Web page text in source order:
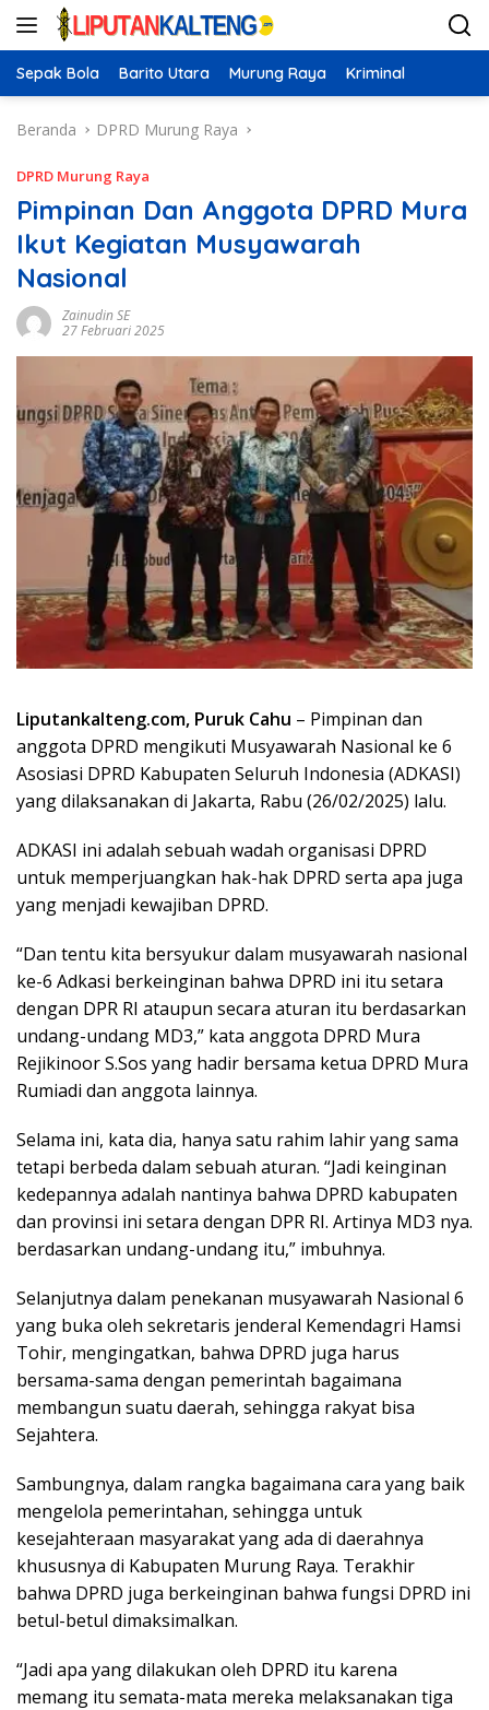
Langsung
Sepak Bola Barito Utara Murung Raya Kriminal
Beranda DPRD Murung Raya
DPRD Murung Raya
Pimpinan Dan Anggota DPRD Mura
Ikut Kegiatan Musyawarah
Nasional
Zainudin SE
27 Februari 2025
Liputankalteng.com, Puruk Cahu – Pimpinan dan
anggota DPRD mengikuti Musyawarah Nasional ke 6
Asosiasi DPRD Kabupaten Seluruh Indonesia (ADKASI)
yang dilaksanakan di Jakarta, Rabu (26/02/2025) lalu.
ADKASI ini adalah sebuah wadah organisasi DPRD
untuk memperjuangkan hak-hak DPRD serta apa juga
yang menjadi kewajiban DPRD.
“Dan tentu kita bersyukur dalam musyawarah nasional
ke-6 Adkasi berkeinginan bahwa DPRD ini itu setara
dengan DPR RI ataupun secara aturan itu berdasarkan
undang-undang MD3,” kata anggota DPRD Mura
Rejikinoor S.Sos yang hadir bersama ketua DPRD Mura
Rumiadi dan anggota lainnya.
Selama ini, kata dia, hanya satu rahim lahir yang sama
tetapi berbeda dalam sebuah aturan. “Jadi keinginan
kedepannya adalah nantinya bahwa DPRD kabupaten
dan provinsi ini setara dengan DPR RI. Artinya MD3 nya.
berdasarkan undang-undang itu,” imbuhnya.
Selanjutnya dalam penekanan musyawarah Nasional 6
yang buka oleh sekretaris jenderal Kemendagri Hamsi
Tohir, mengingatkan, bahwa DPRD juga harus
bersama-sama dengan pemerintah bagaimana
membangun suatu daerah, sehingga rakyat bisa
Sejahtera.
Sambungnya, dalam rangka bagaimana cara yang baik
mengelola pemerintahan, sehingga untuk
kesejahteraan masyarakat yang ada di daerahnya
khususnya di Kabupaten Murung Raya. Terakhir
bahwa DPRD juga berkeinginan bahwa fungsi DPRD ini
betul-betul dimaksimalkan.
“Jadi apa yang dilakukan oleh DPRD itu karena
memang itu semata-mata mereka melaksanakan tiga